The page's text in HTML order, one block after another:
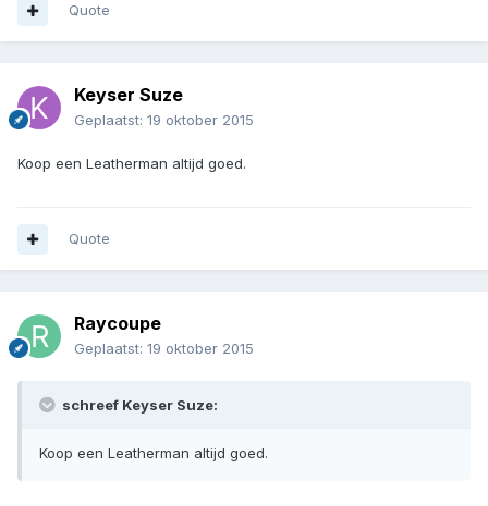
Quote
Keyser Suze
Geplaatst: 19 oktober 2015
Koop een Leatherman altijd goed.
Quote
Raycoupe
Geplaatst: 19 oktober 2015
schreef Keyser Suze:
Koop een Leatherman altijd goed.